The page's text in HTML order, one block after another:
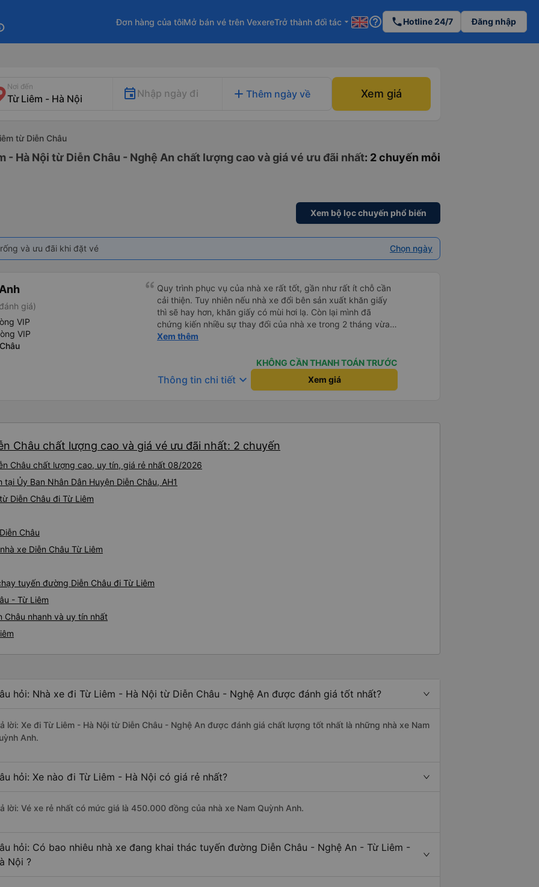
Đơn hàng của tôiMở bán vé trên VexereTrở thành đối tác arrow_drop_down help_outline phoneHotline 24/7 Đăng nhập
Nơi đến
Nhập ngày đi add Thêm ngày về Xem giá
từ Diễn Châu
- Hà Nội từ Diễn Châu - Nghệ An chất lượng cao và giá vé ưu đãi nhất: 2 chuyến mỗi
Xem bộ lọc chuyến phổ biến
và ưu đãi khi đặt vé Chọn ngày
giá)
VIP
VIP
Quy trình phục vụ của nhà xe rất tốt, gần như rất ít chỗ cần
cải thiện. Tuy nhiên nếu nhà xe đổi bên sản xuất khăn giấy
thì sẽ hay hơn, khăn giấy có mùi hơi lạ. Còn lại mình đã
chứng kiến nhiều sự thay đổi của nhà xe trong 2 tháng vừa
rồi: tài xế và phụ xe ngày càng thân thiện, quy trình phục vụ
trung chuyển ở Hà Nội khi đã phân vùng từng xe
Xem thêm
KHÔNG CẦN THANH TOÁN TRƯỚC
Thông tin chi tiết keyboard_arrow_down Xem giá
Châu chất lượng cao và giá vé ưu đãi nhất: 2 chuyến
Châu chất lượng cao, uy tín, giá rẻ nhất 08/2026
Ủy Ban Nhân Dân Huyện Diễn Châu, AH1
Diễn Châu đi Từ Liêm
Châu
xe Diễn Châu Từ Liêm
tuyến đường Diễn Châu đi Từ Liêm
- Từ Liêm
Châu nhanh và uy tín nhất
hỏi: Nhà xe đi Từ Liêm - Hà Nội từ Diễn Châu - Nghệ An được đánh giá tốt nhất?
lời: Xe đi Từ Liêm - Hà Nội từ Diễn Châu - Nghệ An được đánh giá chất lượng tốt nhất là những nhà xe Nam
Anh.
hỏi: Xe nào đi Từ Liêm - Hà Nội có giá rẻ nhất?
lời: Vé xe rẻ nhất có mức giá là 450.000 đồng của nhà xe Nam Quỳnh Anh.
hỏi: Có bao nhiêu nhà xe đang khai thác tuyến đường Diễn Châu - Nghệ An - Từ Liêm -
Nội ?